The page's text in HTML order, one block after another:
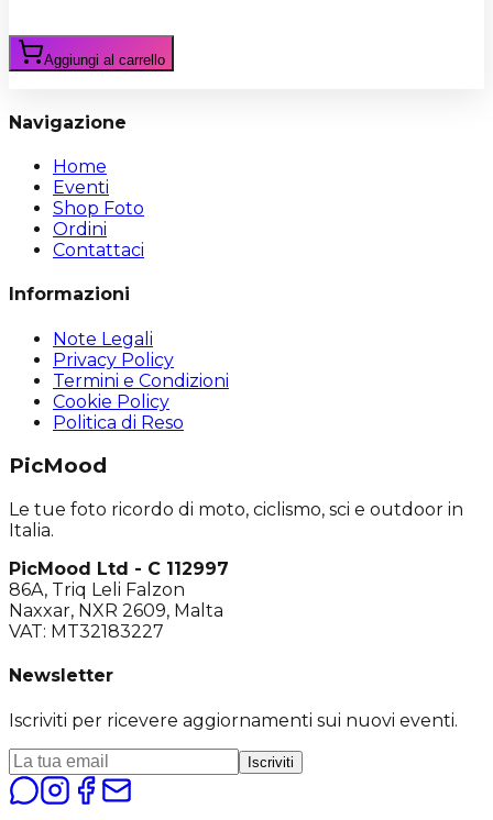
Aggiungi al carrello
Navigazione
Home
Eventi
Shop Foto
Ordini
Contattaci
Informazioni
Note Legali
Privacy Policy
Termini e Condizioni
Cookie Policy
Politica di Reso
PicMood
Le tue foto ricordo di moto, ciclismo, sci e outdoor in
Italia.
PicMood Ltd - C 112997
86A, Triq Leli Falzon
Naxxar, NXR 2609, Malta
VAT: MT32183227
Newsletter
Iscriviti per ricevere aggiornamenti sui nuovi eventi.
Iscriviti